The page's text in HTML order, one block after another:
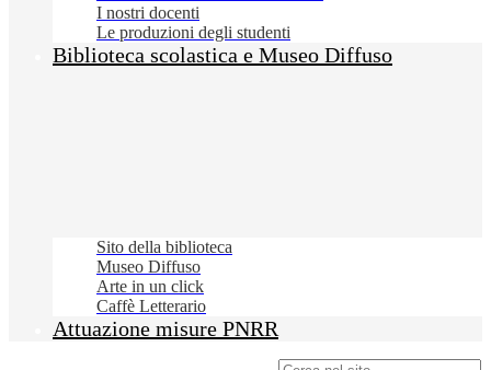
I nostri docenti
Le produzioni degli studenti
Biblioteca scolastica e Museo Diffuso
Sito della biblioteca
Museo Diffuso
Arte in un click
Caffè Letterario
Attuazione misure PNRR